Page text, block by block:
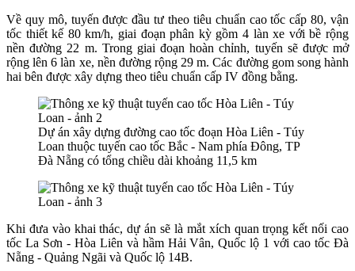
Về quy mô, tuyến được đầu tư theo tiêu chuẩn cao tốc cấp 80, vận
tốc thiết kế 80 km/h, giai đoạn phân kỳ gồm 4 làn xe với bề rộng
nền đường 22 m. Trong giai đoạn hoàn chỉnh, tuyến sẽ được mở
rộng lên 6 làn xe, nền đường rộng 29 m. Các đường gom song hành
hai bên được xây dựng theo tiêu chuẩn cấp IV đồng bằng.
Dự án xây dựng đường cao tốc đoạn Hòa Liên - Túy
Loan thuộc tuyến cao tốc Bắc - Nam phía Đông, TP
Đà Nẵng có tổng chiều dài khoảng 11,5 km
Khi đưa vào khai thác, dự án sẽ là mắt xích quan trọng kết nối cao
tốc La Sơn - Hòa Liên và hầm Hải Vân, Quốc lộ 1 với cao tốc Đà
Nẵng - Quảng Ngãi và Quốc lộ 14B.